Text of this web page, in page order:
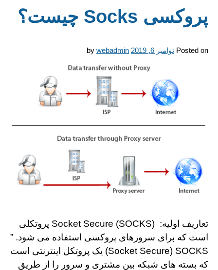
پروکسی Socks چیست؟
Posted on نوامبر 6, 2019 by webadmin
تعاریف اولیه: Socket Secure (SOCKS) پروتكلی
است كه برای سرورهای پروکسی استفاده می شود. ”
Socket Secure) SOCKS) یک پروتکل اینترنتی است
که بسته های شبکه بین مشتری و سرور را از طریق